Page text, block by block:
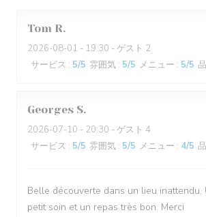
Tom R
2026-08-01 - 19:30 - ゲスト 2
サービス : 5/5 雰囲気 : 5/5 メニュー : 5/5
Georges S
2026-07-10 - 20:30 - ゲスト 4
サービス : 5/5 雰囲気 : 5/5 メニュー : 4/5
Belle découverte dans un lieu inattendu.
petit soin et un repas très bon. Merci